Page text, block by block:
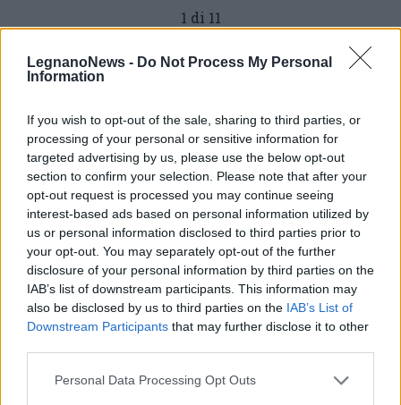
LegnanoNews - Do Not Process My Personal
Information
If you wish to opt-out of the sale, sharing to third parties, or
processing of your personal or sensitive information for
targeted advertising by us, please use the below opt-out
section to confirm your selection. Please note that after your
opt-out request is processed you may continue seeing
interest-based ads based on personal information utilized by
us or personal information disclosed to third parties prior to
your opt-out. You may separately opt-out of the further
disclosure of your personal information by third parties on the
IAB’s list of downstream participants. This information may
also be disclosed by us to third parties on the IAB’s List of
Downstream Participants that may further disclose it to other
Personal Data Processing Opt Outs
1 di 11
GRUPPO MISTO IN MOTO: PRIMA USCITA TRA LE NEVI
ALPINE